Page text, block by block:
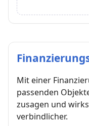
Mit einer
passenden
zusagen und
verbindlicher.